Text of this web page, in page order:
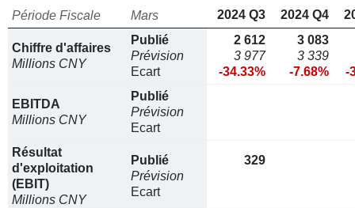
Période Fiscale Mars 2024 Q3 2024 Q4
Chiffre d'affaires
Millions CNY
Publié
Prévision
Ecart
2 612
3 977
-34.33%
3 083
3 339
-7.68%
-
EBITDA
Millions CNY
Publié
Prévision
Ecart
Résultat
d'exploitation
(EBIT)
Millions CNY
Publié
Prévision
Ecart
329